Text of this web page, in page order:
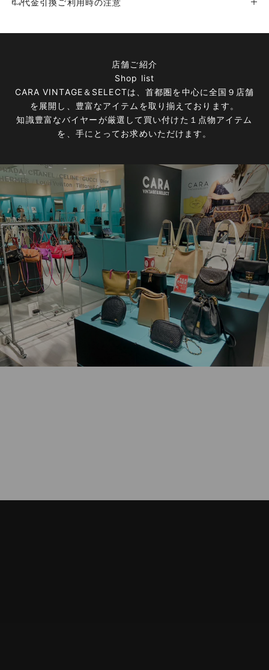
代金引換ご利用時の注意
店舗ご紹介
Shop list
CARA VINTAGE＆SELECTは、首都圏を中心に全国９店舗
を展開し、豊富なアイテムを取り揃えております。
知識豊富なバイヤーが厳選して買い付けた１点物アイテム
を、手にとってお求めいただけます。